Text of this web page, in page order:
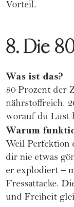
Vorteil.
8. Die
Was ist das?
80 Prozent der
nährstoffreich.
worauf du Lust
Warum
Weil Perfektion
dir nie etwas
er explodiert –
Fressattacke.
und Freiheit